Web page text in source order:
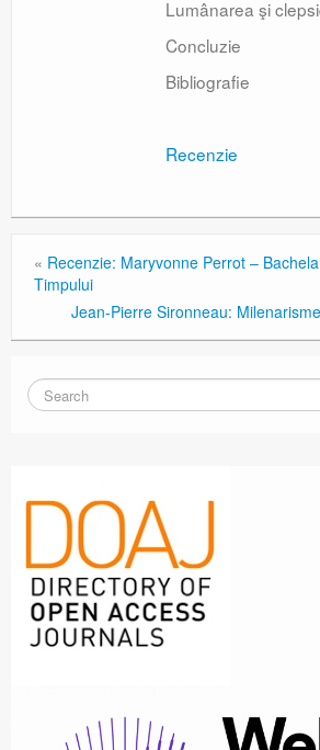
Lumânarea şi
Concluzie
Bibliografie
Recenzie
« Recenzie: Maryvonne Perrot –
Timpului
Jean-Pierre Sironneau: